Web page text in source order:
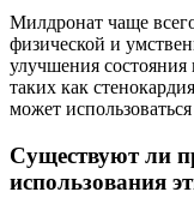
Милдронат чаще
физической и
улучшения состояния
таких как
может
Существуют ли
использования